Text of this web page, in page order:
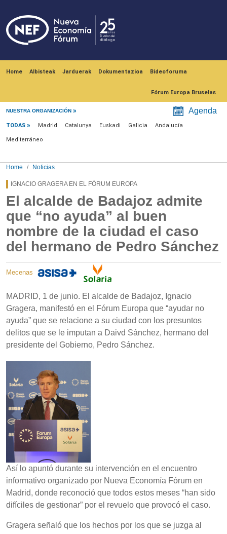
Home Albisteak Jarduerak Dokumentazioa Bideoforuma
Fórum Europa Bruselas
NUESTRA ORGANIZACIÓN Agenda
Menú noticias
TODAS Madrid Catalunya Euskadi Galicia Andalucía
Mediterráneo
Home Noticias
IGNACIO GRAGERA EN EL FÓRUM EUROPA
El alcalde de Badajoz admite
que “no ayuda” al buen
nombre de la ciudad el caso
del hermano de Pedro Sánchez
Mecenas
MADRID, 1 de junio. El alcalde de Badajoz, Ignacio
Gragera, manifestó en el Fórum Europa que “ayudar no
ayuda” que se relacione a su ciudad con los presuntos
delitos que se le imputan a Daivd Sánchez, hermano del
presidente del Gobierno, Pedro Sánchez.
Así lo apuntó durante su intervención en el encuentro
informativo organizado por Nueva Economía Fórum en
Madrid, donde reconoció que todos estos meses “han sido
difíciles de gestionar” por el revuelo que provocó el caso.
Gragera señaló que los hechos por los que se juzga al